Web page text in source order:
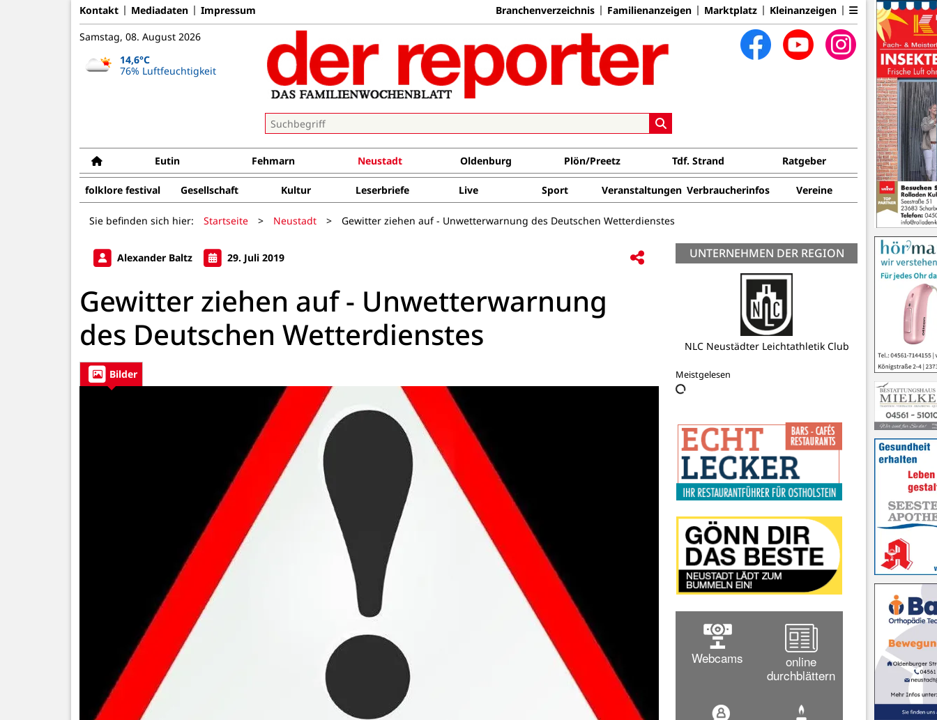
Kontakt Mediadaten Impressum Branchenverzeichnis Familienanzeigen Marktplatz Kleinanzeigen
Samstag, 08. August 2026
14,6°C
76% Luftfeuchtigkeit
Eutin Fehmarn Neustadt Oldenburg Plön/Preetz Tdf. Strand Ratgeber
folklore festival Gesellschaft Kultur Leserbriefe Live Sport Veranstaltungen Verbraucherinfos Vereine
Sie befinden sich hier: Startseite > Neustadt > Gewitter ziehen auf - Unwetterwarnung des Deutschen Wetterdienstes
Alexander Baltz 29. Juli 2019
Gewitter ziehen auf - Unwetterwarnung
des Deutschen Wetterdienstes
Bilder
UNTERNEHMEN DER REGION
Küstengymnasium Neustadt
Meistgelesen
Webcams
online
durchblättern